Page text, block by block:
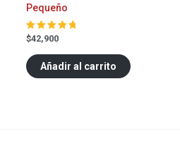
Pequeño
Valorado
5.00
de 5
$42,900
Añadir al carrito